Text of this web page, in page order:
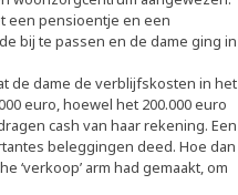
een pensioentje en een
bij te passen en de dame ging in
de dame de verblijfskosten in het
euro, hoewel het 200.000 euro
cash van haar rekening. Een
beleggingen deed. Hoe dan
‘verkoop’ arm had gemaakt, om